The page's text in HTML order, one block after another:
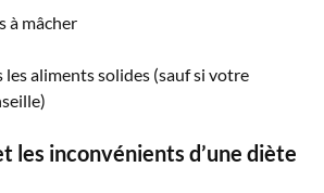
à mâcher
aliments solides (sauf si votre
les inconvénients d’une diète